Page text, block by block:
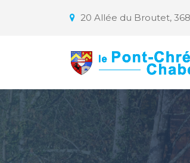
20 Allée du Broutet,